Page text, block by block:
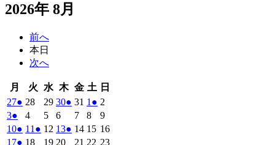
2026年 8月
前へ
本日
次へ
月
曜
日
火 火
曜
日
水 水
曜
日
木木
曜
日
金金
曜
日
土 土
曜
日
日
272026
年
7
月
● (1
件
の
イ
282026
7
月
292026
年
7
月
302026
7
月
● (1
件
の
イ
31 2026
年
7
月
1 2026
年
8
月
● (1
件
の
イ
2
年
8
月
32026
年
8
●
件
の
42026
年
8
52026
年
8
62026
年
8
72026
年
8
82026
年
8
92026
年
8
102026
年
● (1
件
11 2026
● (1
件
12 2026
年
132026
年
● (1
件
142026
年
152026
年
162026
172026
● (1182026
192026
202026
21 2026
22 2026
232026